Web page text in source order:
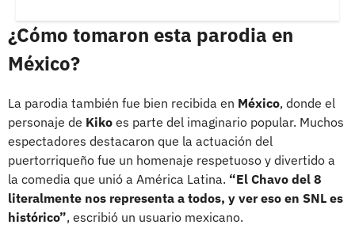
¿Cómo tomaron esta parodia en
México?
La parodia también fue bien recibida en México, donde el
personaje de Kiko es parte del imaginario popular. Muchos
espectadores destacaron que la actuación del
puertorriqueño fue un homenaje respetuoso y divertido a
la comedia que unió a América Latina. “El Chavo del 8
literalmente nos representa a todos, y ver eso en SNL es
histórico”, escribió un usuario mexicano.